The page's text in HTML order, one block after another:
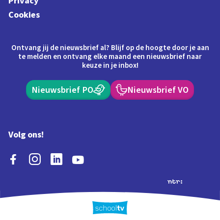
Cookies
Ontvang jij de nieuwsbrief al? Blijf op de hoogte door je aan
te melden en ontvang elke maand een nieuwsbrief naar
keuze in je inbox!
Nieuwsbrief PO Nieuwsbrief VO
Volg ons!